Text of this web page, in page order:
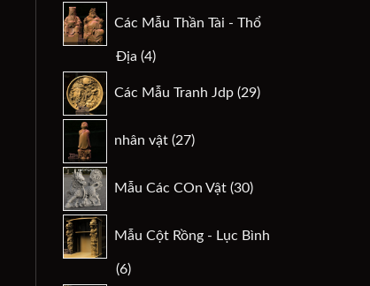
Các Mẫu Thần Tài - Thổ
Địa 44
phẩm
Các Mẫu Tranh Jdp 29
sản
nhân vật 27
sản
Mẫu Các COn Vật 30
sản
Mẫu Cột Rồng - Lục Bình
66